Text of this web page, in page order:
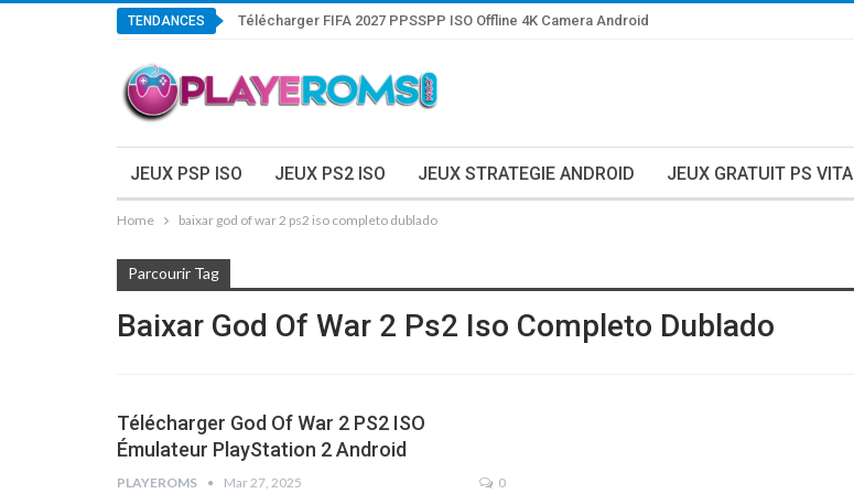
TENDANCES Télécharger FIFA 2027 PPSSPP ISO Offline 4K Camera Android
JEUX PSP ISO JEUX PS2 ISO JEUX STRATEGIE ANDROID JEUX GRATUIT PS VITA
Home baixar god of war 2 ps2 iso completo dublado
Parcourir Tag
Baixar God Of War 2 Ps2 Iso Completo Dublado
Télécharger God Of War 2 PS2 ISO
Émulateur PlayStation 2 Android
PLAYEROMS Mar 27, 2025 0